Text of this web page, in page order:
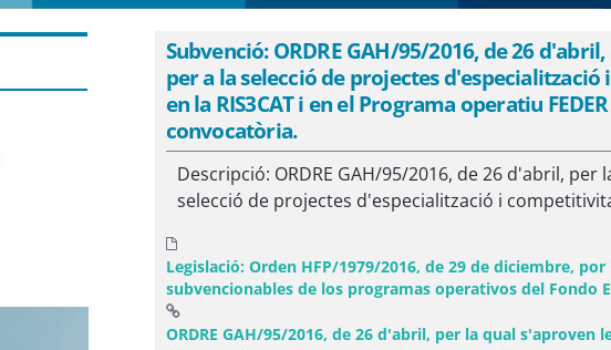
Subvenció: ORDRE GAH/95/2016, de 26
per a la selecció de projectes
en la RIS3CAT i en el Programa operatiu
convocatòria.
Descripció: ORDRE GAH/95/2016, de 26 d'abril,
selecció de projectes d'especialització i
Legislació: Orden HFP/1979/2016, de 29 de diciembre,
subvencionables de los programas operativos del Fondo
ORDRE GAH/95/2016, de 26 d'abril, per la qual s'aproven